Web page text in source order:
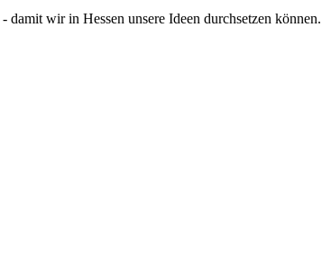
- damit wir in Hessen unsere Ideen durchsetzen können.